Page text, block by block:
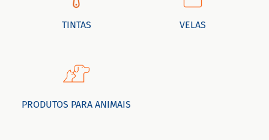
TINTAS VELAS
PRODUTOS PARA ANIMAIS